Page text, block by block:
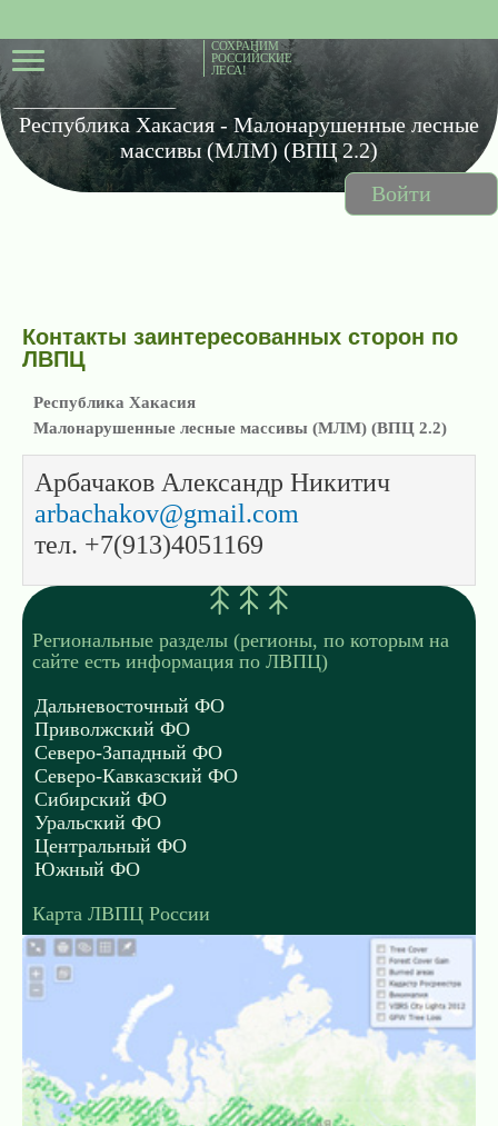
Республика Хакасия - Малонарушенные лесные
массивы (МЛМ) (ВПЦ 2.2)
Контакты заинтересованных сторон по
ЛВПЦ
Республика Хакасия
Малонарушенные лесные массивы (МЛМ) (ВПЦ 2.2)
Арбачаков Александр Никитич
arbachakov@gmail.com
тел. +7(913)4051169
Региональные разделы (регионы, по которым на
сайте есть информация по ЛВПЦ)
Дальневосточный ФО
Приволжский ФО
Северо-Западный ФО
Северо-Кавказский ФО
Сибирский ФО
Уральский ФО
Центральный ФО
Южный ФО
Карта ЛВПЦ России
Войти
СОХРАНИМ
РОССИЙСКИЕ
ЛЕСА!